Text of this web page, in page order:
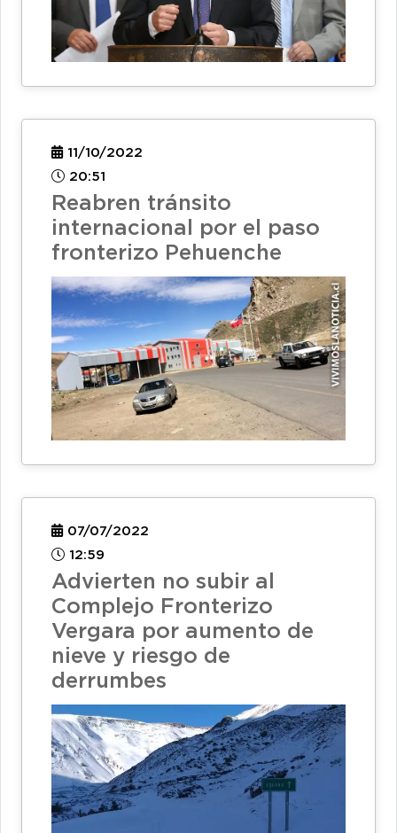
11/10/2022
20:51
Reabren tránsito
internacional por el paso
fronterizo Pehuenche
07/07/2022
12:59
Advierten no subir al
Complejo Fronterizo
Vergara por aumento de
nieve y riesgo de
derrumbes